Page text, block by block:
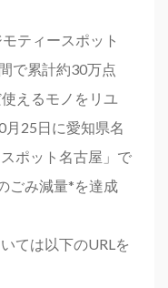
ティースポット
で累計約30万点
えるモノをリユ
25日に愛知県名
ポット名古屋」で
ごみ減量*を達成
ては以下のURLを